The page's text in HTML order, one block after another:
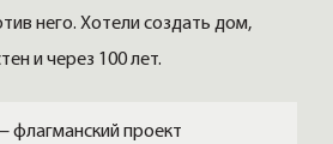
него. Хотели создать дом,
и через 100 лет.
флагманский проект